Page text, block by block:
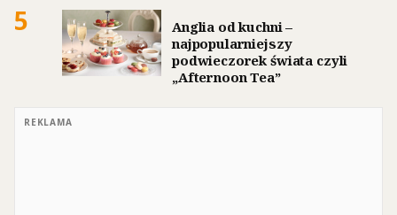
5
Anglia od kuchni –
najpopularniejszy
podwieczorek świata czyli
„Afternoon Tea”
REKLAMA